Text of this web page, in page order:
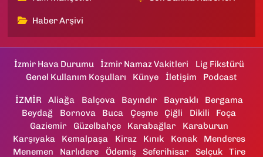
Haber Arşivi
İzmir Hava Durumu İzmir Namaz Vakitleri
Lig Fikstürü
Genel Kullanım Koşulları
Künye İletişim Podcast
İZMİR Aliağa Balçova Bayındır Bayraklı
Bergama
Beydağ
Bornova Buca Çeşme Çiğli Dikili
Foça
Gaziemir
Güzelbahçe Karabağlar
Karaburun
Karşıyaka
Kemalpaşa Kiraz Kınık Konak
Menderes
Menemen
Narlıdere Ödemiş Seferihisar Selçuk Tire